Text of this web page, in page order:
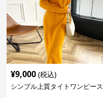
¥9,000 (税込)
シンプル上質タイトワンピース